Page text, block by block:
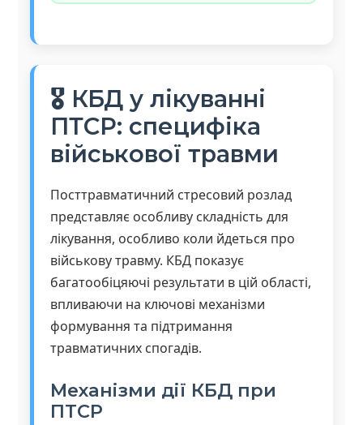
🎖️ КБД у лікуванні
ПТСР: специфіка
військової травми
Посттравматичний стресовий розлад
представляє особливу складність для
лікування, особливо коли йдеться про
військову травму. КБД показує
багатообіцяючі результати в цій області,
впливаючи на ключові механізми
формування та підтримання
травматичних спогадів.
Механізми дії КБД при
ПТСР